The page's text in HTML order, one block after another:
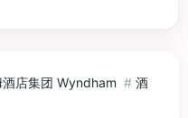
酒店集团 Wyndham # 酒